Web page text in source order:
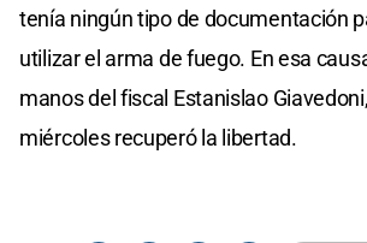
tenía ningún tipo de documentación
utilizar el arma de fuego. En esa
manos del fiscal Estanislao
miércoles recuperó la libertad.